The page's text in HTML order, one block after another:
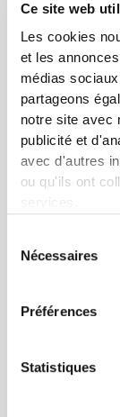
Ce site web
Les cookies
et les
médias
partageons
notre site avec
publicité et
avec d'autres
ou qu'ils ont
Nécessaires
Préférences
Statistiques
Nos
avons opté
empreinte
L'absence
Cet